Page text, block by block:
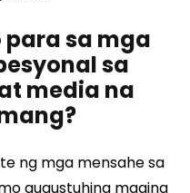
para sa mga
sa
media na
ng mga mensahe sa
gugustuhing maging